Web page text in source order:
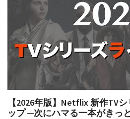
【2026年版】Netflix 新作TV
ップ ─次にハマる一本がきっ